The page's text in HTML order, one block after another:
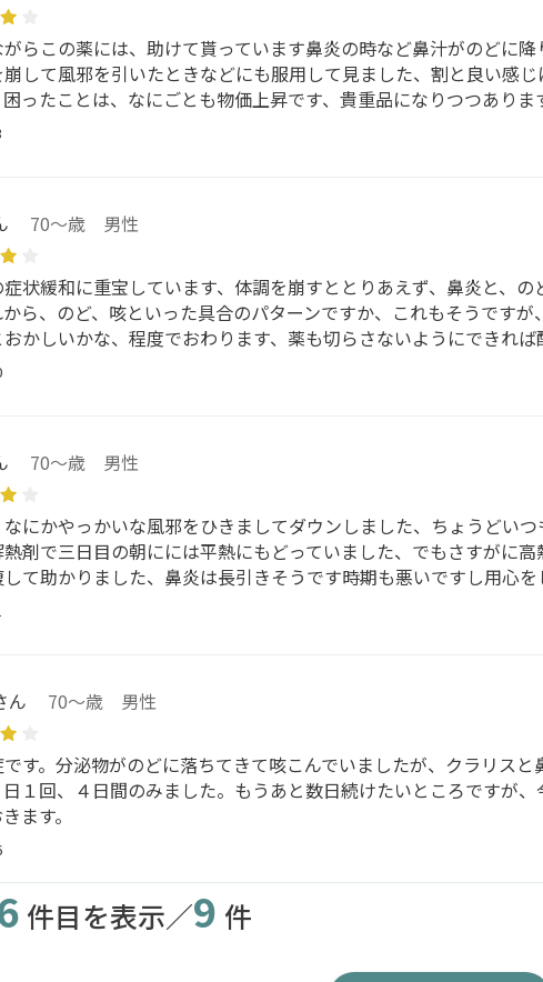
がらこの薬には、助けて貰っています鼻炎の時など鼻汁がのどに
崩して風邪を引いたときなどにも服用して見ました、割と良い感
ったことは、なにごとも物価上昇です、貴重品になりつつありま
70～歳 男性
状緩和に重宝しています、体調を崩すととりあえず、鼻炎と、
ら、のど、咳といった具合のパターンですか、これもそうです
かしいかな、程度でおわります、薬も切らさないようにできれば
70～歳 男性
にかやっかいな風邪をひきましてダウンしました、ちょうどい
熱剤で三日目の朝にには平熱にもどっていました、でもさすがに
て助かりました、鼻炎は長引きそうです時期も悪いですし用心を
ん 70～歳 男性
す。分泌物がのどに落ちてきて咳こんでいましたが、クラリス
１回、４日間のみました。もうあと数日続けたいところですが
ます。
件目を表示／9 件